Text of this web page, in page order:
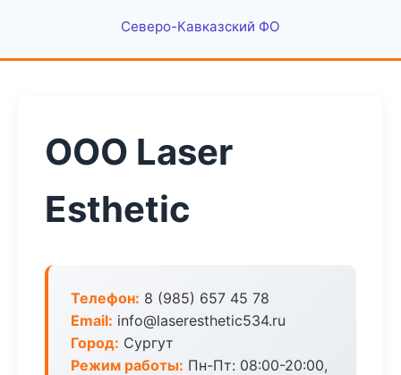
Северо-Кавказский ФО
ООО Laser
Esthetic
Телефон: 8 (985) 657 45 78
Email: info@laseresthetic534.ru
Город: Сургут
Режим работы: Пн-Пт: 08:00-20:00,